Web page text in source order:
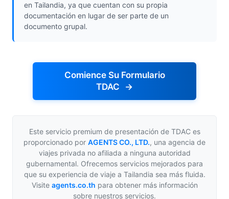
en Tailandia, ya que cuentan con su propia
documentación en lugar de ser parte de un
documento grupal.
Comience Su Formulario
TDAC
Este servicio premium de presentación de TDAC es
proporcionado por AGENTS CO., LTD., una agencia de
viajes privada no afiliada a ninguna autoridad
gubernamental. Ofrecemos servicios mejorados para
que su experiencia de viaje a Tailandia sea más fluida.
Visite agents.co.th para obtener más información
sobre nuestros servicios.